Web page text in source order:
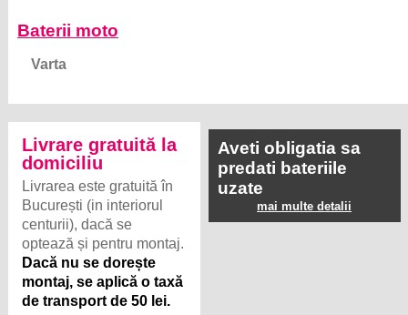
Baterii moto
Varta
Livrare gratuită la
domiciliu
Livrarea este gratuită în
București (in interiorul
centurii), dacă se
optează și pentru montaj.
Dacă nu se dorește
montaj, se aplică o taxă
de transport de 50 lei.
Aveti obligatia sa
predati bateriile
uzate
mai multe detalii